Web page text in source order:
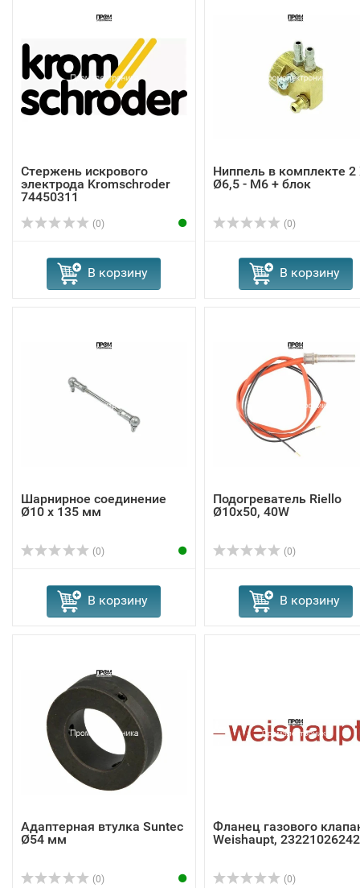
Стержень искрового
электрода Kromschroder
74450311
(0)
В корзину
Ниппель в комплекте 2
Ø6,5 - M6 + блок
(0)
В корзину
Шарнирное соединение
Ø10 x 135 мм
(0)
В корзину
Подогреватель Riello
Ø10x50, 40W
(0)
В корзину
Адаптерная втулка Suntec
Ø54 мм
(0)
Фланец газового
Weishaupt, 23221026242
(0)